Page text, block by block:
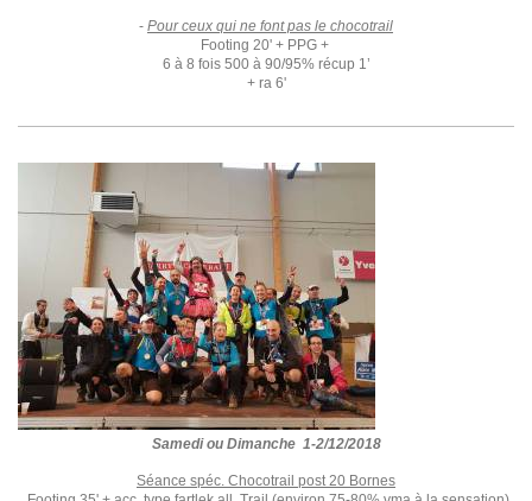
- Pour ceux qui ne font pas le chocotrail
Footing 20' + PPG +
6 à 8 fois 500 à 90/95% récup 1’
+ ra 6'
Samedi ou Dimanche 1-2/12/2018
Séance spéc. Chocotrail post 20 Bornes